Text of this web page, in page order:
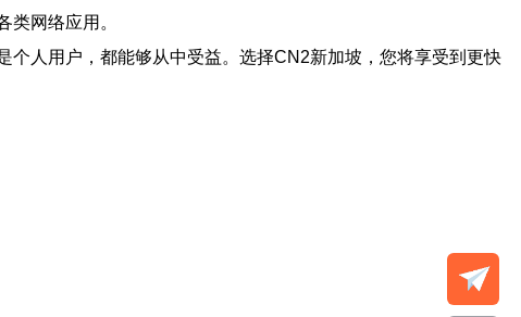
网络应用。
人用户，都能够从中受益。选择CN2新加坡，您将享受到更快